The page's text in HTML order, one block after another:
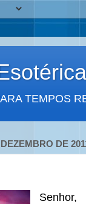
TEMPOS
DE
Senhor,